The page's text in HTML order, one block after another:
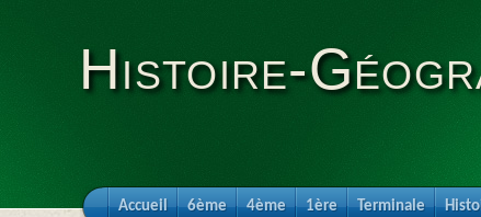
Histoire-
Accueil 6ème 4ème 1ère Terminale